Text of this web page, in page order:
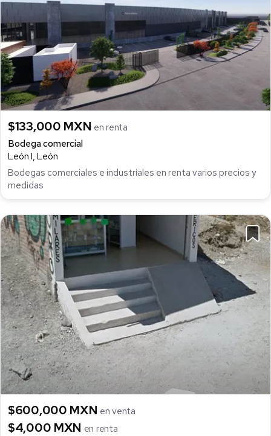
$133,000 MXN en renta
Bodega comercial
León I, León
Bodegas comerciales e industriales en renta varios precios y
medidas
$600,000 MXN en venta
$4,000 MXN en renta